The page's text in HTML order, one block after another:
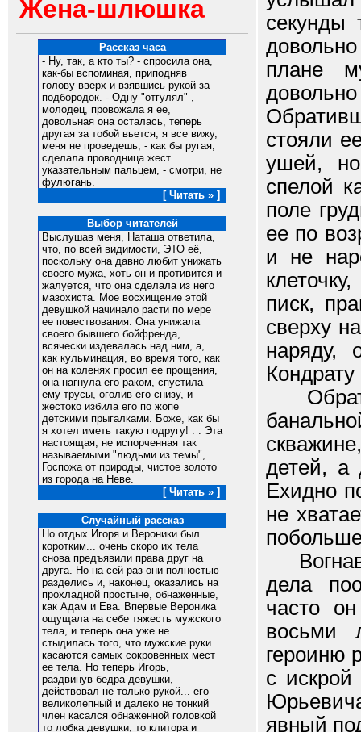
Жена-шлюшка
Рассказ часа
- Ну, так, а кто ты? - спросила она,
как-бы вспоминая, приподняв
голову вверх и взявшись рукой за
подбородок. - Одну "отгулял" ,
молодец, провожала я ее,
довольная она осталась, теперь
другая за тобой вьется, я все вижу,
меня не проведешь, - как бы ругая,
сделала проводница жест
указательным пальцем, - смотри, не
фулюгань.
[ Читать » ]
Выбор читателей
Выслушав меня, Наташа ответила,
что, по всей видимости, ЭТО её,
поскольку она давно любит унижать
своего мужа, хоть он и противится и
жалуется, что она сделала из него
мазохиста. Мое восхищение этой
девушкой начинало расти по мере
ее повествования. Она унижала
своего бывшего бойфренда,
всячески издевалась над ним, а,
как кульминация, во время того, как
он на коленях просил ее прощения,
она нагнула его раком, спустила
ему трусы, оголив его снизу, и
жестоко избила его по жопе
детскими прыгалками. Боже, как бы
я хотел иметь такую подругу! . . Эта
настоящая, не испорченная так
называемыми "людьми из темы",
Госпожа от природы, чистое золото
из города на Неве.
[ Читать » ]
Случайный рассказ
Но отдых Игоря и Вероники был
коротким... очень скоро их тела
снова предъявили права друг на
друга. Но на сей раз они полностью
разделись и, наконец, оказались на
прохладной простыне, обнаженные,
как Адам и Ева. Впервые Вероника
ощущала на себе тяжесть мужского
тела, и теперь она уже не
стыдилась того, что мужские руки
касаются самых сокровенных мест
ее тела. Но теперь Игорь,
раздвинув бедра девушки,
действовал не только рукой... его
великолепный и далеко не тонкий
член касался обнаженной головкой
то лобка девушки, то клитора и
секунды
плане
стояли
ушей,
спелой
поле
ее по
и не
писк,
сверху
наряду,
детей, а
Ехидно
не
Вогнав
дела
часто
восьми
героиню
с
явный